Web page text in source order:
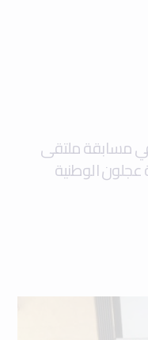
في مسابقة ملتقى
عجلون الوطنية